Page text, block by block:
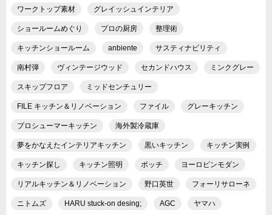
ワークトップ素材 グレイッシュインテリア
ショールームめぐり プロの厨房 整理術
キッチンショールーム anbiente サスティナビリティ
南村弾 ヴィンテージウッド セカンドハウス ミンクグレー
スキップフロア ミッドセンチュリー
FILE キッチン＆リノベーション ファイル グレーキッチン
プロシューマーキッチン 海外製冷蔵庫
夢をかなえたインテリアキッチン 黒いキッチン キッチン実例
キッチン探し キッチン照明 ボッチ ヨーロピンモダン
リアルキッチン＆リノベーション 野口英世 フォーリサローネ
ニトムズ HARU stuck-on desing; AGC ヤマハ